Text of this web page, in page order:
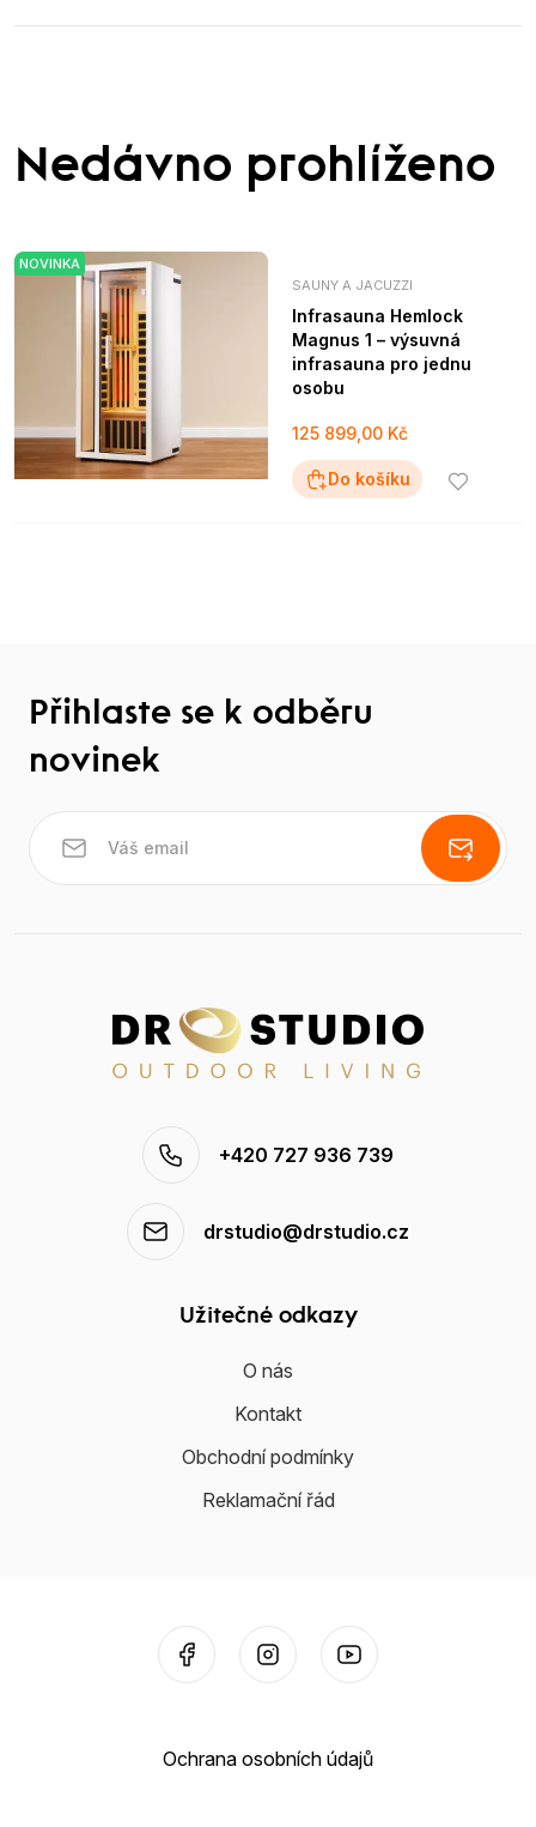
Nedávno prohlíženo
NOVINKA
SAUNY A JACUZZI
Infrasauna Hemlock
Magnus 1 – výsuvná
infrasauna pro jednu
osobu
125 899,00 Kč
Do košíku
Přihlaste se k odběru
novinek
+420 727 936 739
drstudio@drstudio.cz
Užitečné odkazy
O nás
Kontakt
Obchodní podmínky
Reklamační řád
Ochrana osobních údajů